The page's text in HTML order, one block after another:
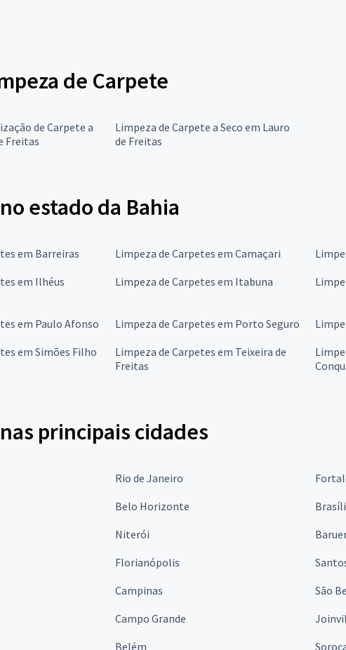
de Carpete
de Carpete a
Freitas
Limpeza de Carpete a Seco em Lauro
de Freitas
estado da Bahia
em Barreiras Limpeza de Carpetes em Camaçari
em Ilhéus Limpeza de Carpetes em Itabuna
em Paulo Afonso Limpeza de Carpetes em Porto Seguro
em Simões Filho
Limpeza de Carpetes em Teixeira de
Freitas
principais cidades
Rio de Janeiro
Belo Horizonte
Niterói
Florianópolis
Campinas
São
Campo Grande
Belém